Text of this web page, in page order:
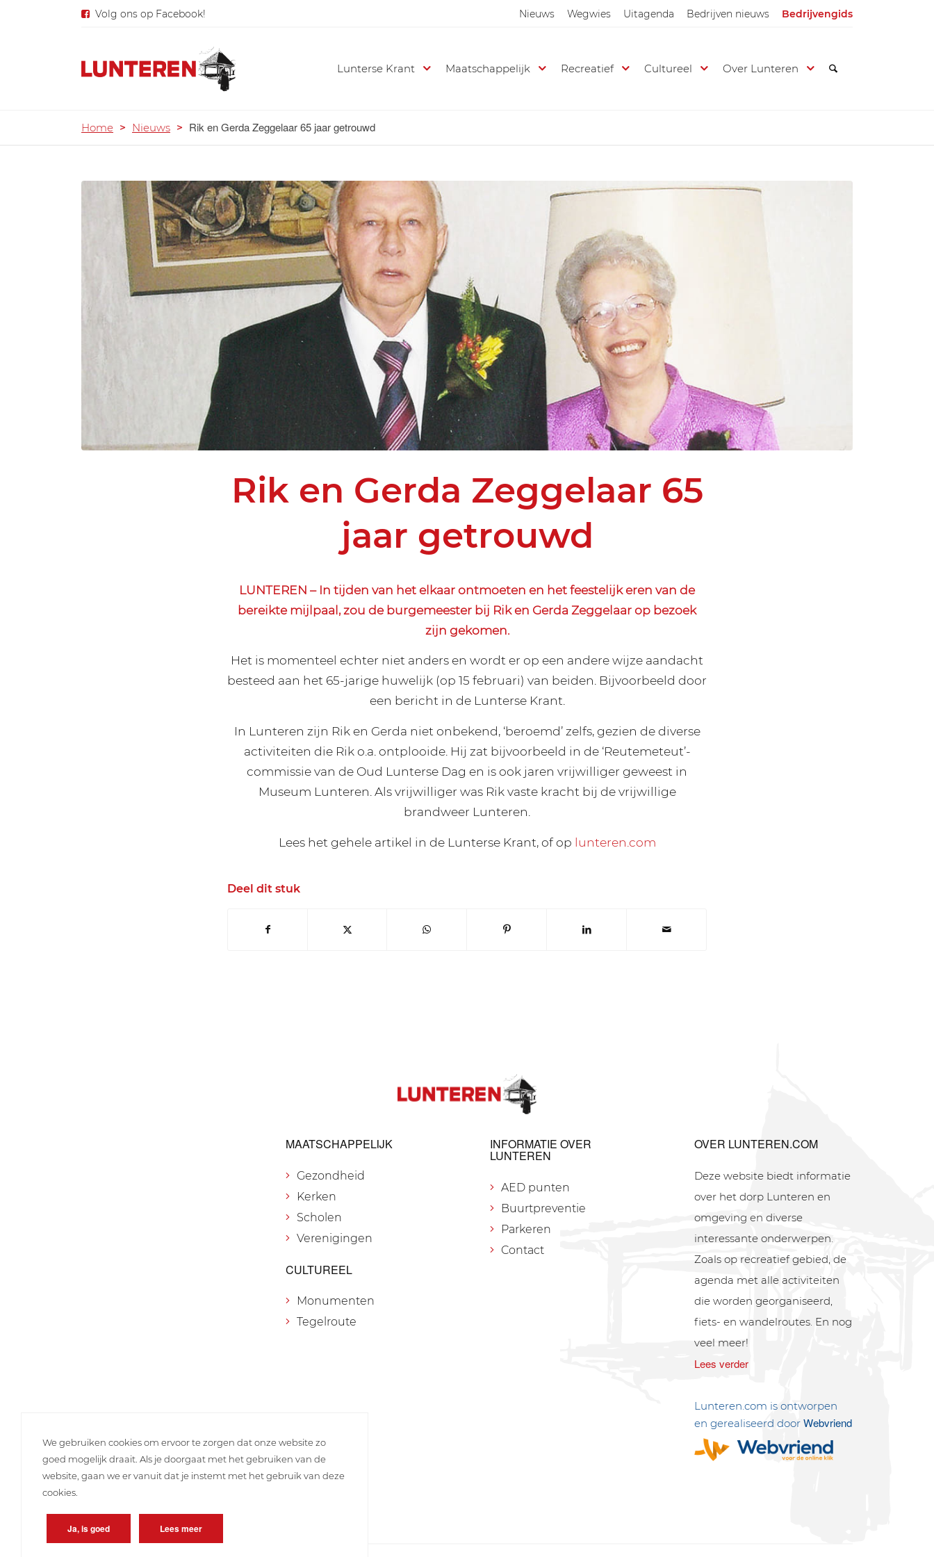
Nieuws Wegwies Uitagenda Bedrijven nieuws Bedrijvengids
Volg ons op Facebook!
Lunterse Krant Maatschappelijk Recreatief Cultureel Over Lunteren
Home > Nieuws > Rik en Gerda Zeggelaar 65 jaar getrouwd
Rik en Gerda Zeggelaar 65
jaar getrouwd
LUNTEREN – In tijden van het elkaar ontmoeten en het feestelijk eren van de
bereikte mijlpaal, zou de burgemeester bij Rik en Gerda Zeggelaar op bezoek
zijn gekomen.
Het is momenteel echter niet anders en wordt er op een andere wijze aandacht
besteed aan het 65-jarige huwelijk (op 15 februari) van beiden. Bijvoorbeeld door
een bericht in de Lunterse Krant.
In Lunteren zijn Rik en Gerda niet onbekend, ‘beroemd’ zelfs, gezien de diverse
activiteiten die Rik o.a. ontplooide. Hij zat bijvoorbeeld in de ‘Reutemeteut’-
commissie van de Oud Lunterse Dag en is ook jaren vrijwilliger geweest in
Museum Lunteren. Als vrijwilliger was Rik vaste kracht bij de vrijwillige
brandweer Lunteren.
Lees het gehele artikel in de Lunterse Krant, of op lunteren.com
Deel dit stuk
MAATSCHAPPELIJK
Gezondheid
Kerken
Scholen
Verenigingen
CULTUREEL
Monumenten
Tegelroute
INFORMATIE OVER
LUNTEREN
AED punten
Buurtpreventie
Parkeren
Contact
OVER LUNTEREN.COM
Deze website biedt informatie
over het dorp Lunteren en
omgeving en diverse
interessante onderwerpen.
Zoals op recreatief gebied, de
agenda met alle activiteiten
die worden georganiseerd,
fiets- en wandelroutes. En nog
veel meer!
Lees verder
Lunteren.com is ontworpen
en gerealiseerd doorWebvriend
We gebruiken cookies om ervoor te zorgen dat onze website zo
goed mogelijk draait. Als je doorgaat met het gebruiken van de
website, gaan we er vanuit dat je instemt met het gebruik van deze
cookies.
Ja, is goed Lees meer